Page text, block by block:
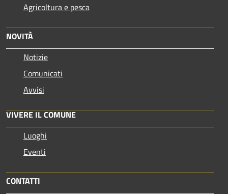
Agricoltura e pesca
NOVITÀ
Notizie
Comunicati
Avvisi
VIVERE IL COMUNE
Luoghi
Eventi
CONTATTI